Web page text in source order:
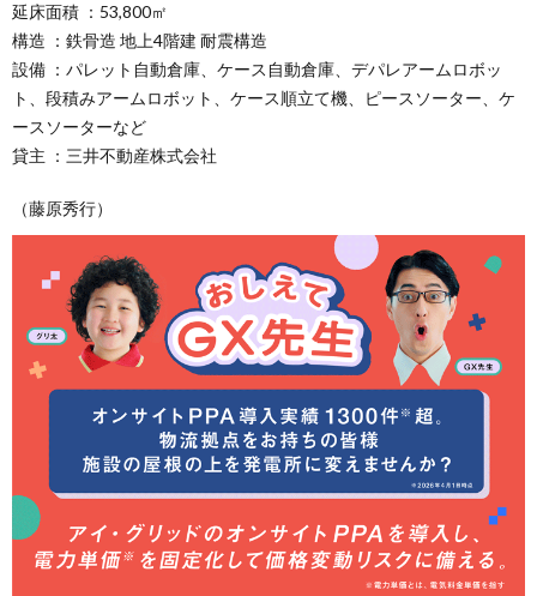
延床面積 ：53,800㎡
構造 ：鉄骨造 地上4階建 耐震構造
設備 ：パレット自動倉庫、ケース自動倉庫、デパレアームロボッ
ト、段積みアームロボット、ケース順立て機、ピースソーター、ケ
ースソーターなど
貸主 ：三井不動産株式会社
（藤原秀行）